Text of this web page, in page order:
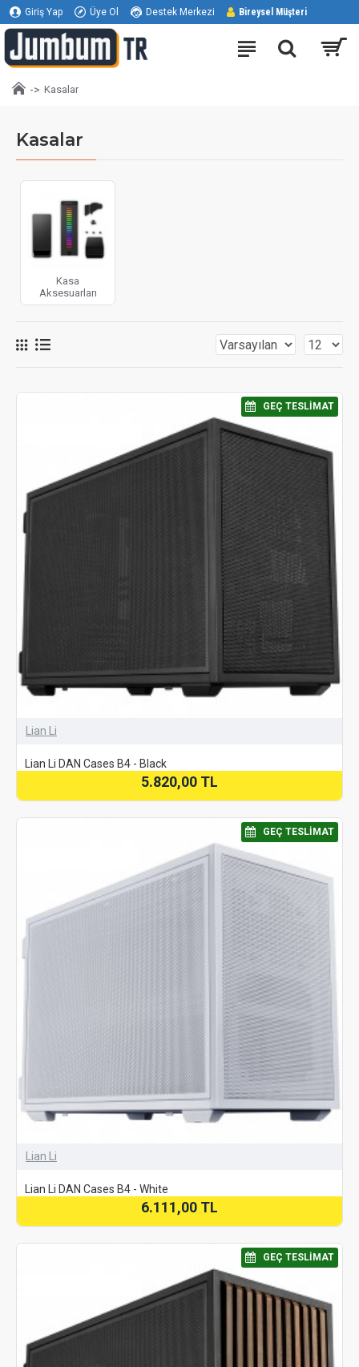
Giriş Yap Üye Ol Destek Merkezi Bireysel Müşteri
Kasalar
Kasalar
Kasa
Aksesuarları
⠀GEÇ TESLIMAT
Lian Li
Lian Li DAN Cases B4 - Black
5.820,00 TL
⠀GEÇ TESLIMAT
Lian Li
Lian Li DAN Cases B4 - White
6.111,00 TL
⠀GEÇ TESLIMAT